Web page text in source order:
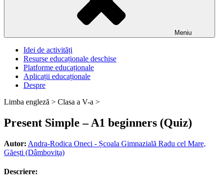
Meniu
Idei de activități
Resurse educaționale deschise
Platforme educaționale
Aplicații educaționale
Despre
Limba engleză > Clasa a V-a >
Present Simple – A1 beginners (Quiz)
Autor: Andra-Rodica Oneci - Școala Gimnazială Radu cel Mare,
Găești (Dâmboviţa)
Descriere: